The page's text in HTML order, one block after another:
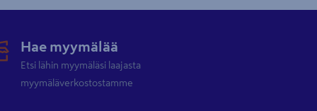
Hae myymälää
Etsi lähin myymäläsi laajasta
myymäläverkostostamme